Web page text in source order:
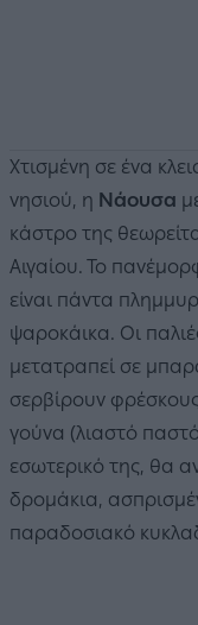
Χτισμένη σε ένα
νησιού, η Νάουσα
κάστρο της
Αιγαίου. Το
είναι πάντα
ψαροκάικα. Οι
μετατραπεί σε
σερβίρουν
γούνα (λιαστό
εσωτερικό της, θα
δρομάκια,
παραδοσιακό